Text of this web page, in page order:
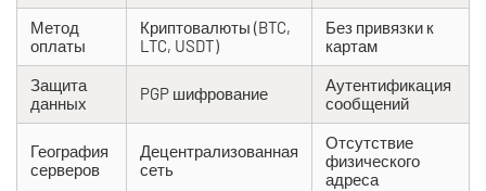
Метод
оплаты
Криптовалюты (BTC,
LTC, USDT)
Без привязки к
картам
Защита
данных
PGP шифрование
Аутентификация
сообщений
География
серверов
Децентрализованная
сеть
Отсутствие
физического
адреса